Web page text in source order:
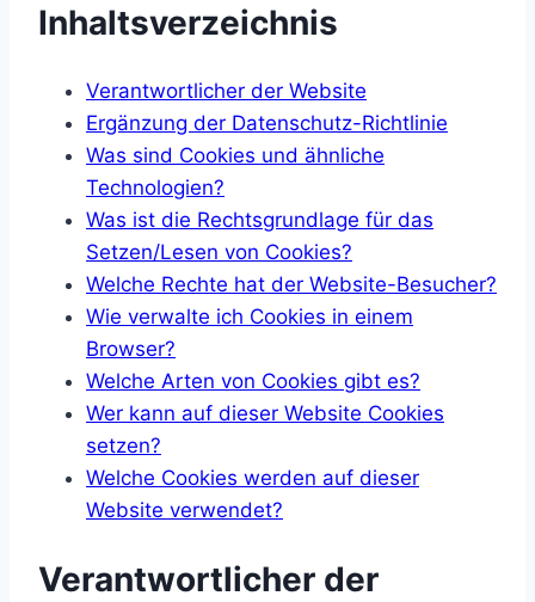
Inhaltsverzeichnis
Verantwortlicher der Website
Ergänzung der Datenschutz-Richtlinie
Was sind Cookies und ähnliche
Technologien?
Was ist die Rechtsgrundlage für das
Setzen/Lesen von Cookies?
Welche Rechte hat der Website-Besucher?
Wie verwalte ich Cookies in einem
Browser?
Welche Arten von Cookies gibt es?
Wer kann auf dieser Website Cookies
setzen?
Welche Cookies werden auf dieser
Website verwendet?
Verantwortlicher der